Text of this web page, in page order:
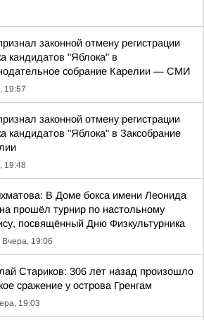
законной отмену регистрации
кандидатов "Яблока" в
собрание Карелии — СМИ
19:57
законной отмену регистрации
кандидатов "Яблока" в Заксобрание
19:48
В Доме бокса имени Леонида
прошёл турнир по настольному
посвящённый Дню Физкультурника
Вчера, 19:06
Стариков: 306 лет назад произошло
сражение у острова Гренгам
19:03